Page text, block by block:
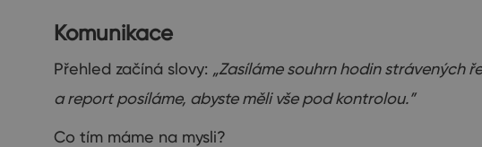
Komunikace
Přehled začíná slovy: „Zasíláme souhrn hodin strávených
a report posíláme, abyste měli vše pod kontrolou.”
Co tím máme na mysli?